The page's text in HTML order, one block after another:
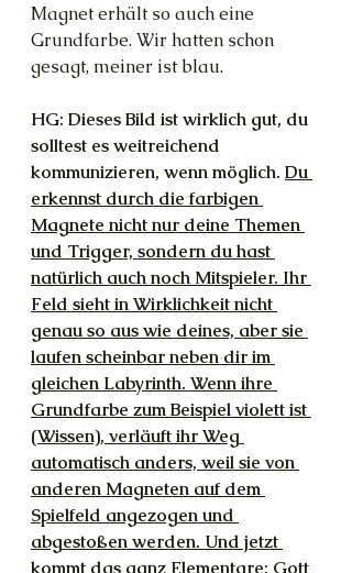
Magnet erhält so auch eine
Grundfarbe. Wir hatten schon
gesagt, meiner ist blau.
HG: Dieses Bild ist wirklich gut, du
solltest es weitreichend
kommunizieren, wenn möglich. Du
erkennst durch die farbigen
Magnete nicht nur deine Themen
und Trigger, sondern du hast
natürlich auch noch Mitspieler. Ihr
Feld sieht in Wirklichkeit nicht
genau so aus wie deines, aber sie
laufen scheinbar neben dir im
gleichen Labyrinth. Wenn ihre
Grundfarbe zum Beispiel violett ist
(Wissen), verläuft ihr Weg
automatisch anders, weil sie von
anderen Magneten auf dem
Spielfeld angezogen und
abgestoßen werden. Und jetzt
kommt das ganz Elementare: Gott